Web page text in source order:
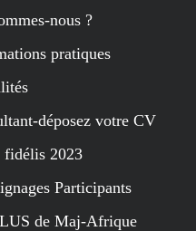
nous ?
pratiques
déposez votre CV
2023
Participants
de Maj-Afrique